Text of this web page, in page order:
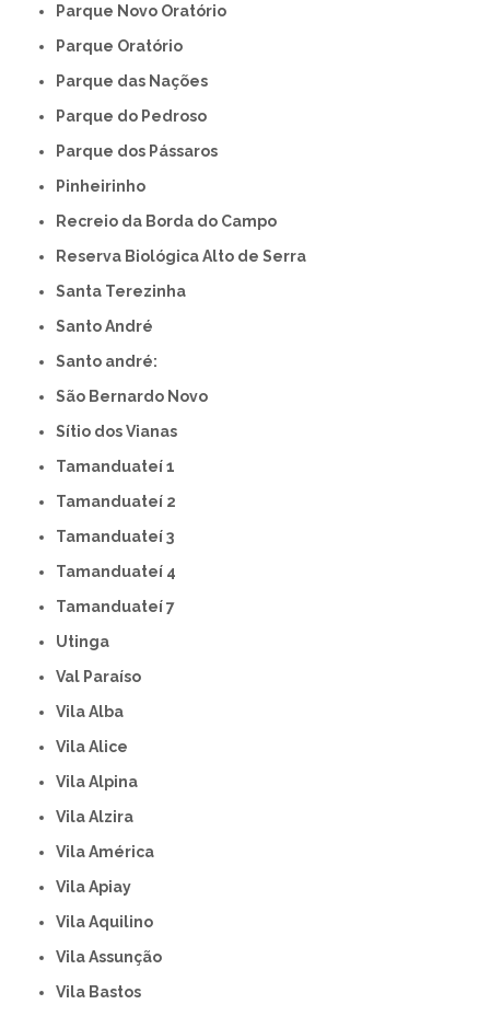
Parque Novo Oratório
Parque Oratório
Parque das Nações
Parque do Pedroso
Parque dos Pássaros
Pinheirinho
Recreio da Borda do Campo
Reserva Biológica Alto de Serra
Santa Terezinha
Santo André
Santo andré:
São Bernardo Novo
Sítio dos Vianas
Tamanduateí 1
Tamanduateí 2
Tamanduateí 3
Tamanduateí 4
Tamanduateí 7
Utinga
Val Paraíso
Vila Alba
Vila Alice
Vila Alpina
Vila Alzira
Vila América
Vila Apiay
Vila Aquilino
Vila Assunção
Vila Bastos